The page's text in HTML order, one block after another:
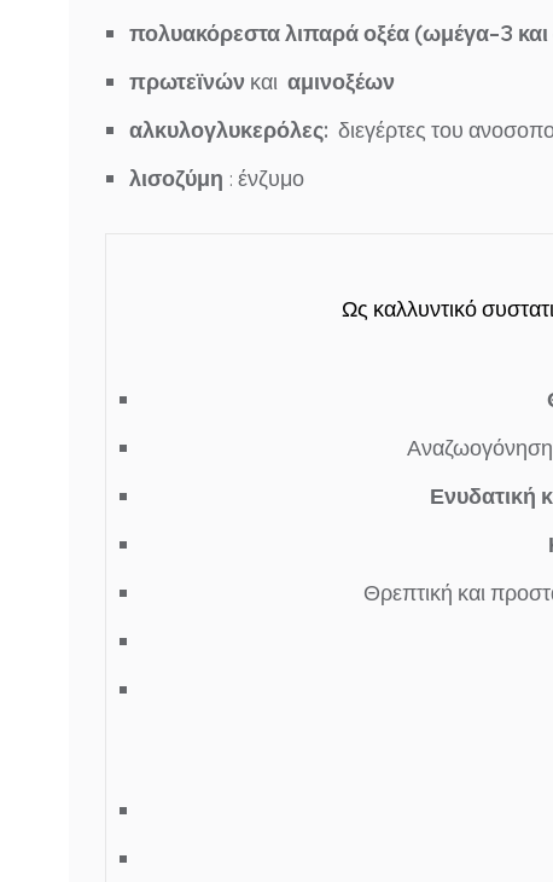
πολυακόρεστα λιπαρά οξέα (ωμέγα-3
πρωτεϊνών και αμινοξέων
αλκυλογλυκερόλες: διεγέρτες του
λισοζύμη : ένζυμο
Ως καλλυντικό
Αναζωογόνηση
Ενυδατική
Θρεπτική και